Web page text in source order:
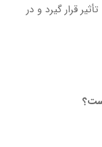
قرار گیرد و در